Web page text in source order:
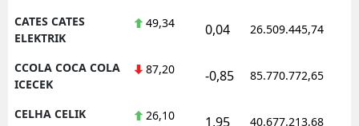
CATES CATES
ELEKTRIK
49,34 0,04 26.509.445,74
CCOLA COCA COLA
ICECEK
87,20 -0,85 85.770.772,65
CELHA CELIK
26,10 1,95 40.677.213,68